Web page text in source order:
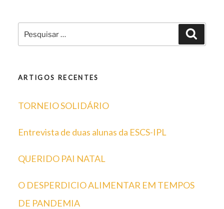
Pesquisar
por:
ARTIGOS RECENTES
TORNEIO SOLIDÁRIO
Entrevista de duas alunas da ESCS-IPL
QUERIDO PAI NATAL
O DESPERDICIO ALIMENTAR EM TEMPOS
DE PANDEMIA